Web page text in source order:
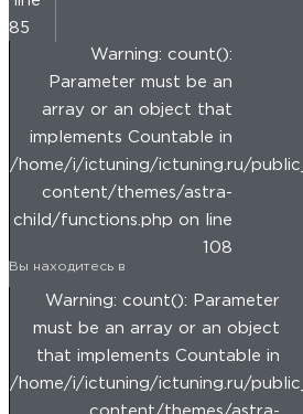
85
Warning: count():
Parameter must be an
array or an object that
implements Countable in
/home/i/ictuning/ictuning.ru/
content/themes/astra-
child/functions.php on line
108
Вы находитесь в
Warning: count(): Parameter
must be an array or an object
that implements Countable in
/home/i/ictuning/ictuning.ru/